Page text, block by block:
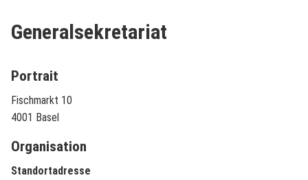
Generalsekretariat
Portrait
Fischmarkt 10
4001 Basel
Organisation
Standortadresse